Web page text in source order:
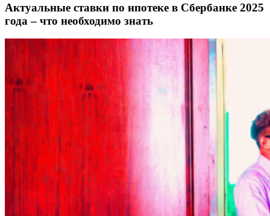
Актуальные ставки по ипотеке в Сбербанке 2025
года – что необходимо знать